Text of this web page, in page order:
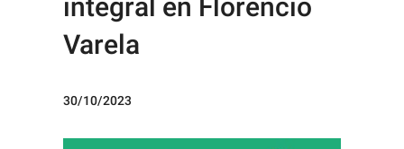
integral en Florencio
Varela
30/10/2023